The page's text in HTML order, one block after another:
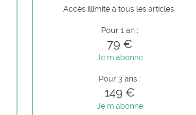
Accès illimité à tous les articles
Pour 1 an :
79 €
Je m'abonne
Pour 3 ans :
149 €
Je m'abonne